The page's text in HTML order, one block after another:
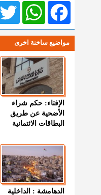
TwitterWhatsAppFacebook
مواضيع ساخنة اخرى
الإفتاء: حكم شراء
الأضحية عن طريق
البطاقات الائتمانية
الدهامشة : الداخلية